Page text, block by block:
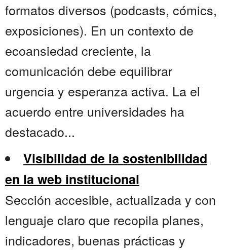
formatos diversos (podcasts, cómics,
exposiciones). En un contexto de
ecoansiedad creciente, la
comunicación debe equilibrar
urgencia y esperanza activa. La el
acuerdo entre universidades ha
destacado...
Visibilidad de la sostenibilidad
en la web institucional
Sección accesible, actualizada y con
lenguaje claro que recopila planes,
indicadores, buenas prácticas y